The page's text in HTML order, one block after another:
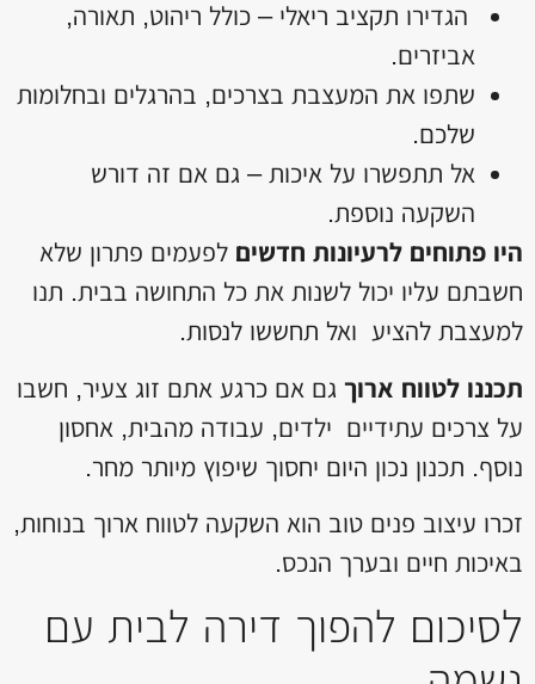
הגדירו תקציב ריאלי – כולל ריהוט, תאורה,
אביזרים.
שתפו את המעצבת בצרכים, בהרגלים ובחלומות
שלכם.
אל תתפשרו על איכות – גם אם זה דורש
השקעה נוספת.
היו פתוחים לרעיונות חדשים לפעמים פתרון שלא
חשבתם עליו יכול לשנות את כל התחושה בבית. תנו
למעצבת להציע ואל תחששו לנסות.
תכננו לטווח ארוך גם אם כרגע אתם זוג צעיר, חשבו
על צרכים עתידיים ילדים, עבודה מהבית, אחסון
נוסף. תכנון נכון היום יחסוך שיפוץ מיותר מחר.
זכרו עיצוב פנים טוב הוא השקעה לטווח ארוך בנוחות,
באיכות חיים ובערך הנכס.
לסיכום להפוך דירה לבית עם